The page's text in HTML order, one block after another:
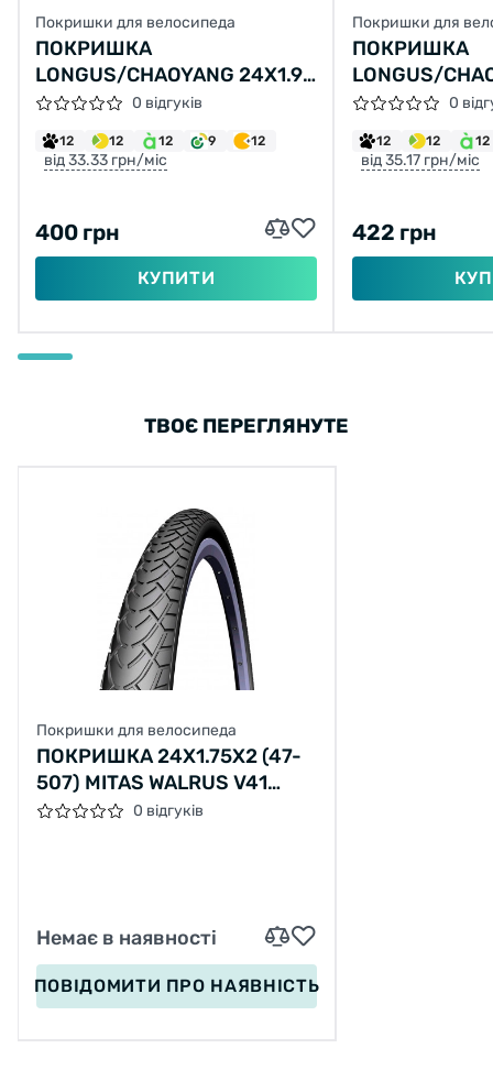
Покришки для велосипеда
ПОКРИШКА
LONGUS/CHAOYANG 24X1.95
Н-554 (47-507)
0 відгуків
12 12 12 9 12
від 33.33 грн/міс
400 грн
КУПИТИ
Покришки для
ПОКРИШКА
LONGUS/
H-5150 (50-
0
12 12 12
від 35.17 грн/міс
422 грн
ТВОЄ ПЕРЕГЛЯНУТЕ
Покришки для велосипеда
ПОКРИШКА 24X1.75X2 (47-
507) MITAS WALRUS V41
CLASSIC, ЧОРНА
0 відгуків
Немає в наявності
ПОВІДОМИТИ ПРО НАЯВНІСТЬ